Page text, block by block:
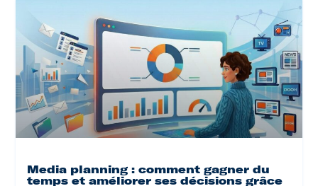
Media planning : comment gagner du
temps et améliorer ses décisions grâce